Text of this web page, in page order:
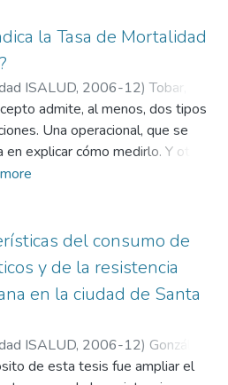
Y son tantos quienes
a ella que resulta imposible
pocas páginas lo que cada
lograr este presente. Es por
solo se reseñan hechos y
estos primeros tres lustros
cuales se fue construyendo,
colectiva, esta casa de estudios."
la Tasa de Mortalidad
ISALUD, 2006-12)Tobar,
admite, al menos, dos tipos
Una operacional, que se
en explicar cómo medirlo. Y otra
que se preocupa por captar la
de Mortalidad Infantil (TMI)
entre el número de muertes en
de un año de edad en un
año y el número de nacidos
mismo año, para una
población (país, territorio o
y es expresada por 1.000
del consumo de
y de la resistencia
en la ciudad de Santa
ISALUD, 2006-12) González,
de esta tesis fue ampliar el